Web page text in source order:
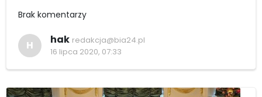
Brak komentarzy
H hak redakcja@bia24.pl
16 lipca 2020, 07:33